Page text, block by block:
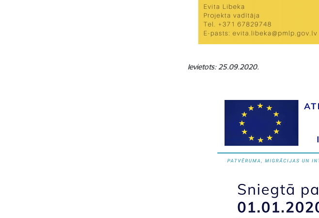
Ievietots: 25.09.2020.